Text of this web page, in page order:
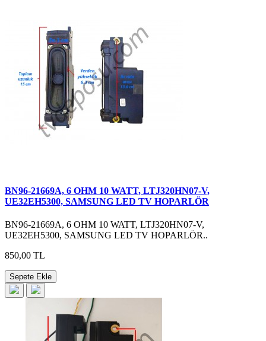
BN96-21669A, 6 OHM 10 WATT, LTJ320HN07-V,
UE32EH5300, SAMSUNG LED TV HOPARLÖR
BN96-21669A, 6 OHM 10 WATT, LTJ320HN07-V,
UE32EH5300, SAMSUNG LED TV HOPARLÖR..
850,00 TL
Sepete Ekle